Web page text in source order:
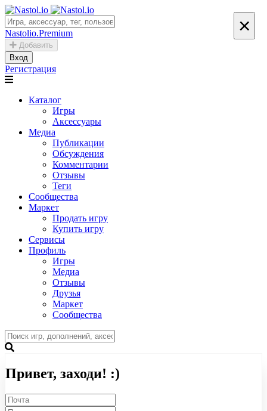
Nastolio.Premium
Добавить
Вход
Регистрация
Каталог
Игры
Аксессуары
Медиа
Публикации
Обсуждения
Комментарии
Отзывы
Теги
Сообщества
Маркет
Продать игру
Купить игру
Сервисы
Профиль
Игры
Медиа
Отзывы
Друзья
Маркет
Сообщества
×
Привет, заходи! :)